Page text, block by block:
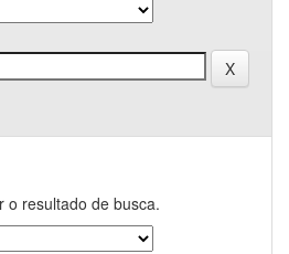
o resultado de busca.